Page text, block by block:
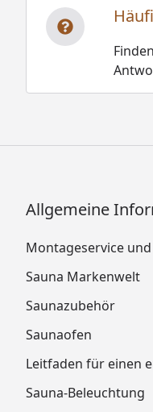
Weitere
Informationen
Allgemeine
Montageservice
Sauna Markenwelt
Saunazubehör
Saunaofen
Leitfaden für einen
Sauna-Beleuchtung